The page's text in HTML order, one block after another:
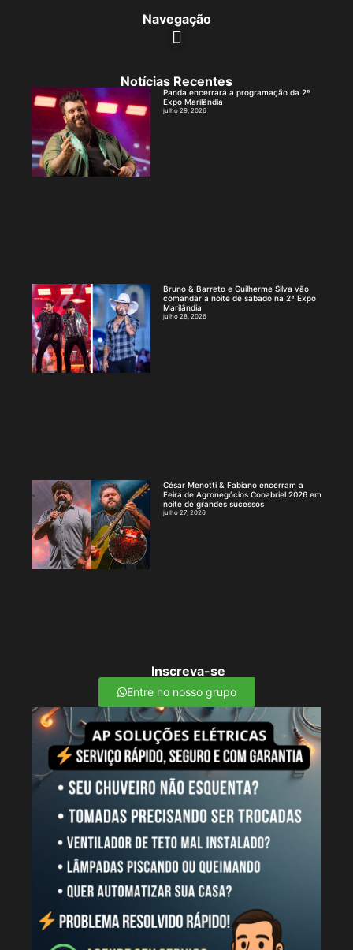
Navegação
Notícias Recentes
Panda encerrará a programação da 2ª
Expo Marilândia
julho 29, 2026
Bruno & Barreto e Guilherme Silva vão
comandar a noite de sábado na 2ª Expo
Marilândia
julho 28, 2026
César Menotti & Fabiano encerram a
Feira de Agronegócios Cooabriel 2026 em
noite de grandes sucessos
julho 27, 2026
Inscreva-se
Entre no nosso grupo